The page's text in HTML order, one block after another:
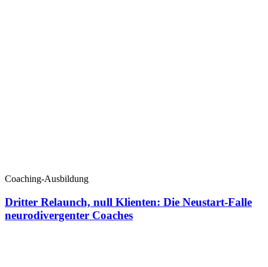
Coaching-Ausbildung
Dritter Relaunch, null Klienten: Die Neustart-Falle
neurodivergenter Coaches